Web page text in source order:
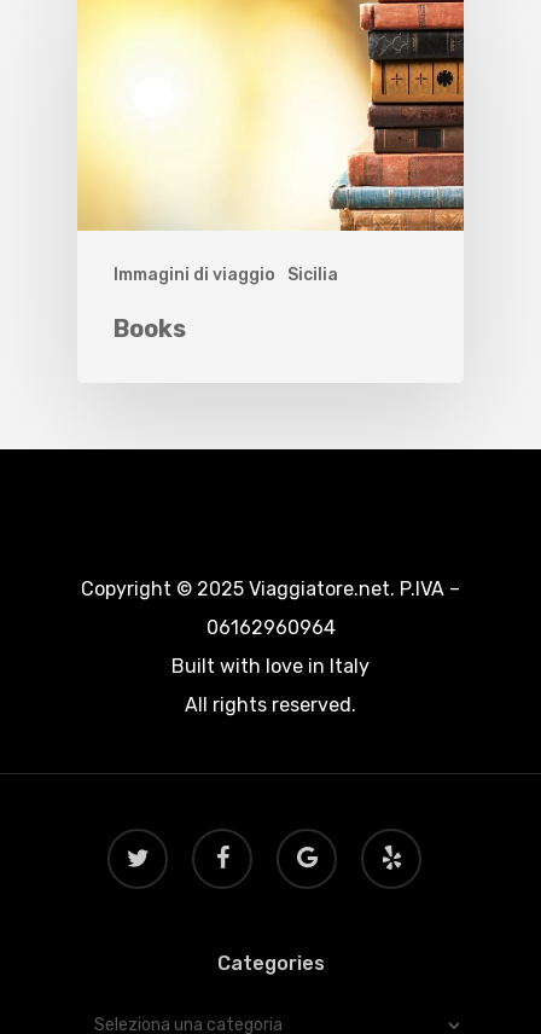
Immagini di viaggio Sicilia
Books
Copyright © 2025 Viaggiatore.net. P.IVA –
06162960964
Built with love in Italy
All rights reserved.
twitter facebook
google-
plus
yelp
Categories
Categories